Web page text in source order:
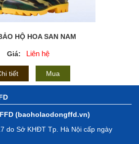
HỘ HOA SAN NAM
Giá: Liên hệ
tiết Mua
FFD (baoholaodongffd.vn)
do Sở KHĐT Tp. Hà Nội cấp ngày